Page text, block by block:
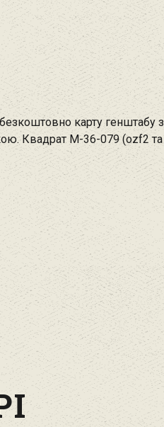
карту генштабу з
Квадрат М-36-079 (ozf2 та